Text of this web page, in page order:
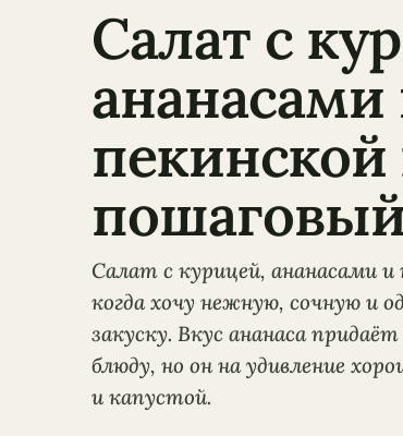
Салат с
ананасами
пекинской
Салат с курицей, ананасами
когда хочу нежную, сочную и
закуску. Вкус ананаса
блюду, но он на удивление
и капустой.